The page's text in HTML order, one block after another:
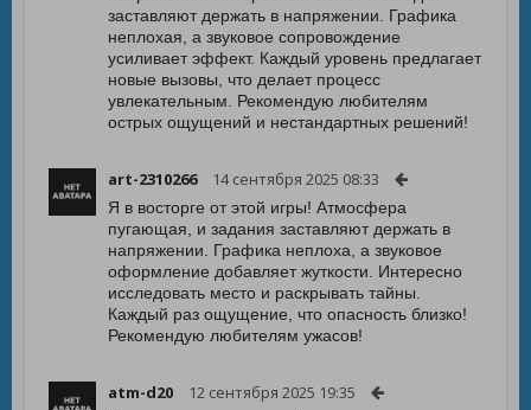
заставляют держать в напряжении. Графика
неплохая, а звуковое сопровождение
усиливает эффект. Каждый уровень предлагает
новые вызовы, что делает процесс
увлекательным. Рекомендую любителям
острых ощущений и нестандартных решений!
art-2310266 14 сентября 2025 08:33
Я в восторге от этой игры! Атмосфера
пугающая, и задания заставляют держать в
напряжении. Графика неплоха, а звуковое
оформление добавляет жуткости. Интересно
исследовать место и раскрывать тайны.
Каждый раз ощущение, что опасность близко!
Рекомендую любителям ужасов!
atm-d20 12 сентября 2025 19:35